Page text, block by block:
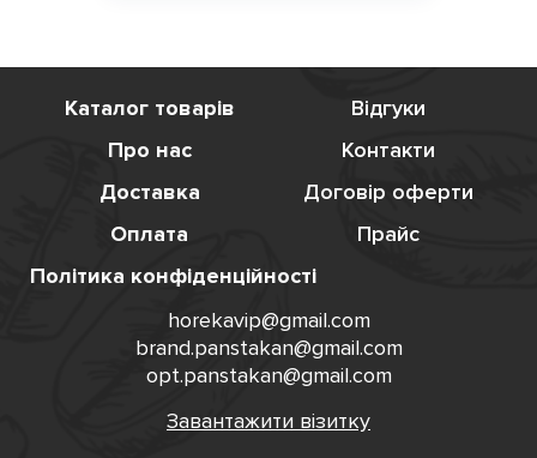
Каталог товарів
Відгуки
Про нас
Контакти
Доставка
Договір оферти
Оплата
Прайс
Політика конфіденційності
horekavip@gmail.com
brand.panstakan@gmail.com
opt.panstakan@gmail.com
Завантажити візитку